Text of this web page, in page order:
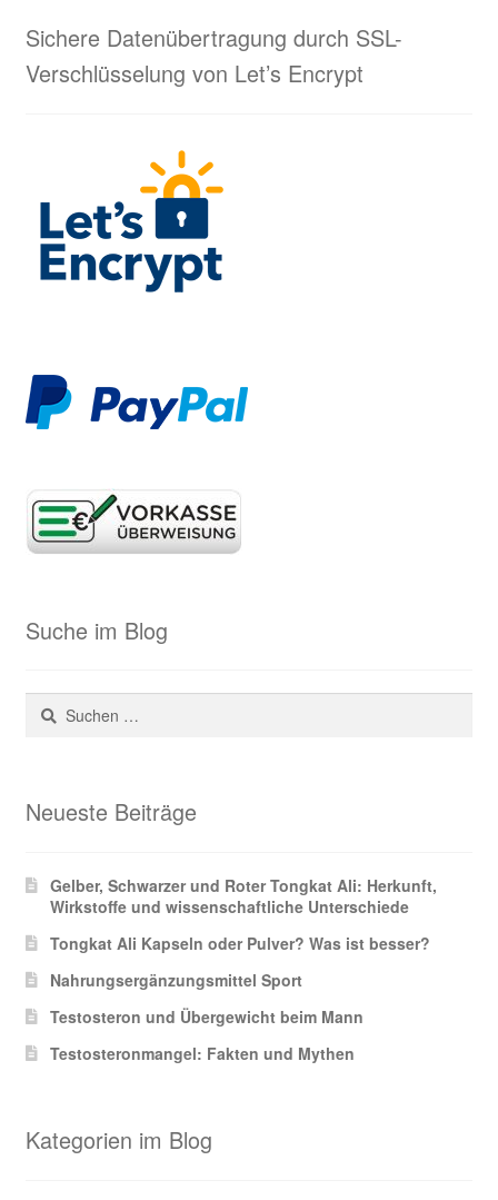
Sichere Datenübertragung durch SSL-
Verschlüsselung von Let’s Encrypt
Suche im Blog
Suchen
nach:
Neueste Beiträge
Gelber, Schwarzer und Roter Tongkat Ali: Herkunft,
Wirkstoffe und wissenschaftliche Unterschiede
Tongkat Ali Kapseln oder Pulver? Was ist besser?
Nahrungsergänzungsmittel Sport
Testosteron und Übergewicht beim Mann
Testosteronmangel: Fakten und Mythen
Kategorien im Blog